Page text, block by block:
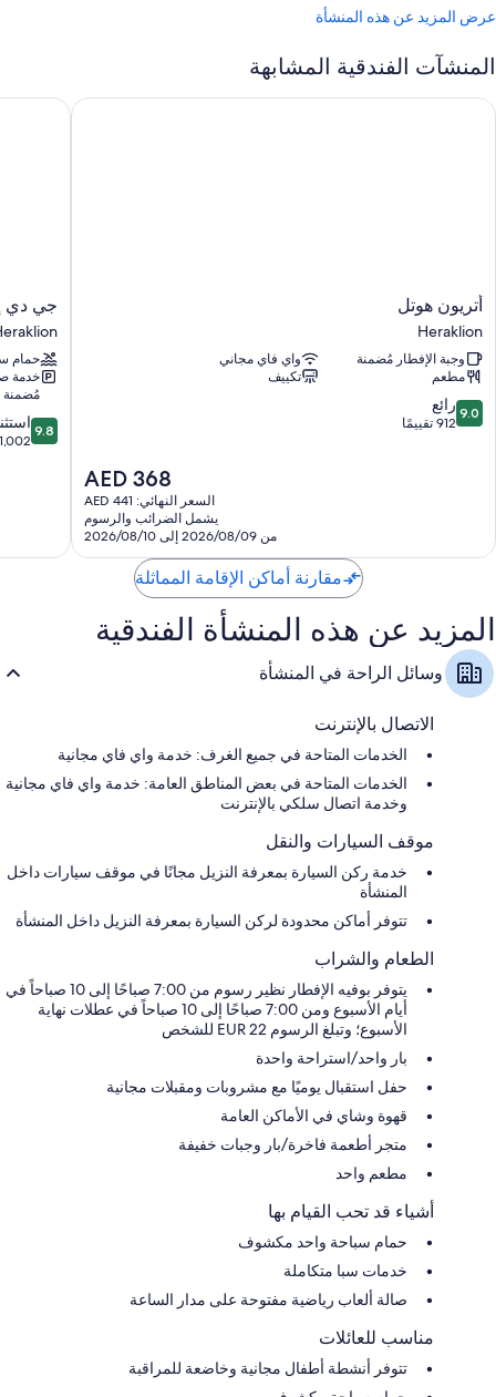
عرض المزيد عن هذه المنشأة
المنشآت الفندقية المشابهة
أتريون
هوتل
Heraklion
أتريون هوتل
Heraklion
وجبة الإفطار مُضمنة
واي فاي مجاني
مطعم
تكييف
9.0
من
9.0 رائع
912 تقييمًا
السعر
الحالي
هو
AED
368
AED 368
السعر النهائي: AED 441
يشمل الضرائب والرسوم
من 2026/08/09 إلى 2026/08/10
أتريون هوتل
جي
إم
ميجارون
هوتل
جي دي
حمام
خدمة
مُضمنة
9.8
من
9.8
1,002 تقييم
جي دي إم
مقارنة أماكن الإقامة المماثلة
المزيد عن هذه المنشأة الفندقية
وسائل الراحة في المنشأة
الاتصال بالإنترنت
الخدمات المتاحة في جميع الغرف: خدمة واي فاي مجانية
الخدمات المتاحة في بعض المناطق العامة: خدمة واي فاي مجانية
وخدمة اتصال سلكي بالإنترنت
موقف السيارات والنقل
خدمة ركن السيارة بمعرفة النزيل مجانًا في موقف سيارات داخل
المنشأة
تتوفر أماكن محدودة لركن السيارة بمعرفة النزيل داخل المنشأة
الطعام والشراب
يتوفر بوفيه الإفطار نظير رسوم من 7:00 صباحًا إلى 10 صباحاً في
أيام الأسبوع ومن 7:00 صباحًا إلى 10 صباحاً في عطلات نهاية
الأسبوع؛ وتبلغ الرسوم 22 EUR للشخص
بار واحد/استراحة واحدة
حفل استقبال يوميًا مع مشروبات ومقبلات مجانية
قهوة وشاي في الأماكن العامة
متجر أطعمة فاخرة/بار وجبات خفيفة
مطعم واحد
أشياء قد تحب القيام بها
حمام سباحة واحد مكشوف
خدمات سبا متكاملة
صالة ألعاب رياضية مفتوحة على مدار الساعة
مناسب للعائلات
تتوفر أنشطة أطفال مجانية وخاضعة للمراقبة